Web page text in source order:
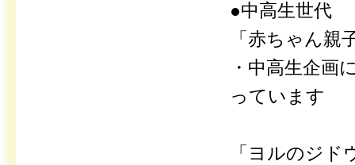
●中高生世代
「赤ちゃん親
・中高生企画
っています
「ヨルのジド